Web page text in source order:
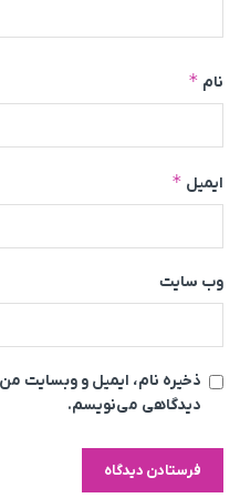
نام *
ایمیل *
وب‌ سایت
ذخیره نام، ایمیل و وبسایت من
دیدگاهی می‌نویسم.